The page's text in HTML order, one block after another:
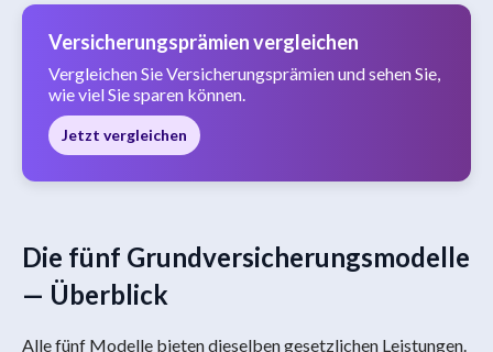
Versicherungsprämien vergleichen
Vergleichen Sie Versicherungsprämien und sehen Sie,
wie viel Sie sparen können.
Jetzt vergleichen
Die fünf Grundversicherungsmodelle
— Überblick
Alle fünf Modelle bieten dieselben gesetzlichen Leistungen.